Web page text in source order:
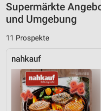
Supermärkte
und Umgebung
11 Prospekte
nahkauf